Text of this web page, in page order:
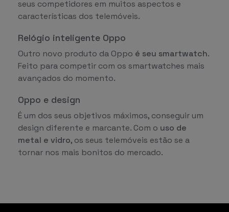
seus competidores em muitos aspectos e
características dos telemóveis.
Relógio inteligente Oppo
Outro novo produto da Oppo é seu smartwatch.
Feito para competir com os smartwatches mais
avançados do momento.
Oppo e design
É um dos seus objetivos máximos, conseguir um
design diferente e marcante. Com o uso de
metal e vidro, os seus telemóveis estão se a
tornar nos mais bonitos do mercado.